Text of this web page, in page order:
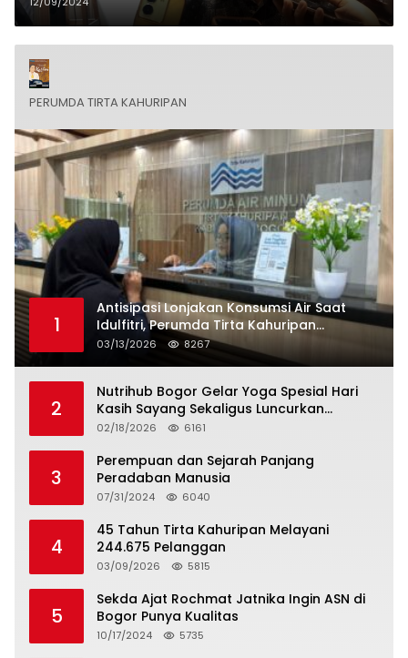
Pangan Rendah
PERUMDA TIRTA KAHURIPAN
1
Antisipasi Lonjakan Konsumsi Air Saat
Idulfitri, Perumda Tirta Kahuripan
Berlakukan Status Siaga Lebaran
03/13/2026 8267
2
Nutrihub Bogor Gelar Yoga Spesial Hari
Kasih Sayang Sekaligus Luncurkan
Tropicana Slim Beras Porang Golden Ube
02/18/2026 6161
3
Perempuan dan Sejarah Panjang
Peradaban Manusia
07/31/2024 6040
4
45 Tahun Tirta Kahuripan Melayani
244.675 Pelanggan
03/09/2026 5815
5
Sekda Ajat Rochmat Jatnika Ingin ASN di
Bogor Punya Kualitas
10/17/2024 5735